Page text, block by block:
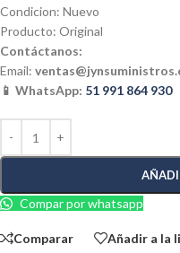
Condicion: Nuevo
Producto: Original
Contáctanos:
Email:
📱 WhatsApp: 51 991 864 930
Compar por whatsapp
Comparar Añadir a la